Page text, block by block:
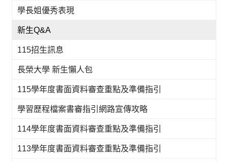
學長姐優秀表現
新生Q&A
115招生訊息
長榮大學 新生懶人包
115學年度書面資料審查重點及準備指引
學習歷程檔案書審指引網路宣傳攻略
114學年度書面資料審查重點及準備指引
113學年度書面資料審查重點及準備指引